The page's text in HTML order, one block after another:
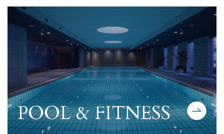
プール＆フィットネスについて詳しく見る
POOL & FITNESS